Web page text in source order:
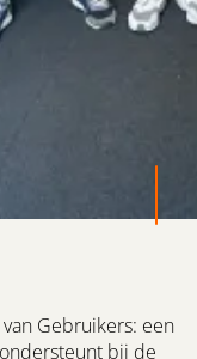
Gebruikers: een
bij de